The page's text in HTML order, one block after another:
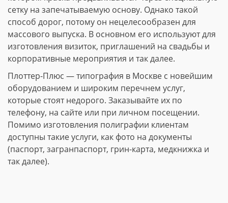
сетку на запечатываемую основу. Однако такой
способ дорог, потому он нецелесообразен для
массового выпуска. В основном его используют для
изготовления визиток, приглашений на свадьбы и
корпоративные мероприятия и так далее.
Плоттер-Плюс — типография в Москве с новейшим
оборудованием и широким перечнем услуг,
которые стоят недорого. Заказывайте их по
телефону, на сайте или при личном посещении.
Помимо изготовления полиграфии клиентам
доступны такие услуги, как фото на документы
(паспорт, загранпаспорт, грин-карта, медкнижка и
так далее).